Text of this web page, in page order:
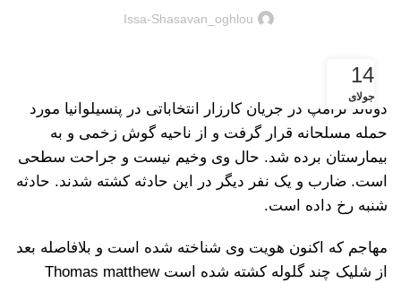
Issa-Shasavan_oghlou
14
جولای
دونالد ترامپ در جریان کارزار انتخاباتی در پنسیلوانیا مورد
حمله مسلحانه قرار گرفت و از ناحیه گوش زخمی و به
بیمارستان برده شد. حال وی وخیم نیست و جراحت سطحی
است. ضارب و یک نفر دیگر در این حادثه کشته شدند. حادثه
شنبه رخ داده است.
مهاجم که اکنون هویت وی شناخته شده است و بلافاصله بعد
از شلیک چند گلوله کشته شده است Thomas matthew